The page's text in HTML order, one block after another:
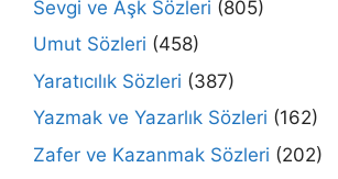
Sevgi ve Aşk Sözleri (805)
Umut Sözleri (458)
Yaratıcılık Sözleri (387)
Yazmak ve Yazarlık Sözleri (162)
Zafer ve Kazanmak Sözleri (202)